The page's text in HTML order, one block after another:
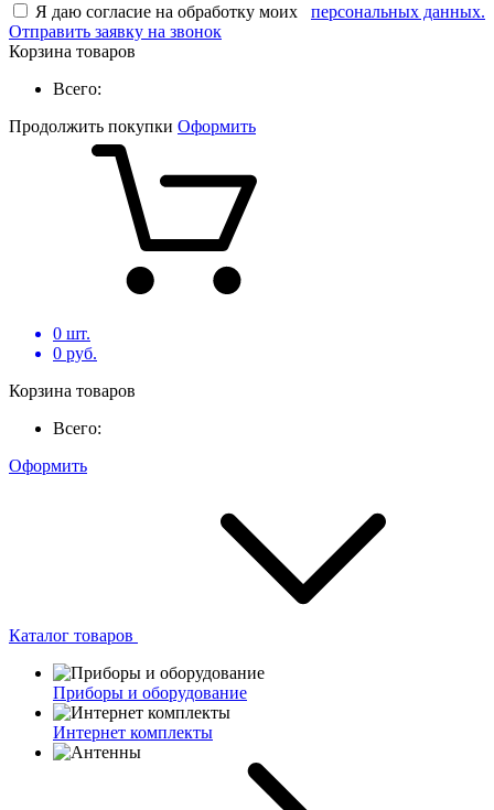
Я даю согласие на обработку моих
персональных данных.
Отправить заявку на звонок
Корзина товаров
Всего:
Продолжить покупки Оформить
0 шт.
0 руб.
Корзина товаров
Всего:
Оформить
Каталог товаров
Приборы и оборудование
Интернет комплекты